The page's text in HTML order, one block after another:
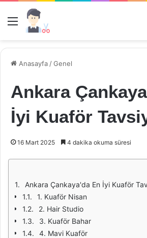
Menü
Anasayfa /Genel
Ankara
İyi Kuaför
16 Mart 2025 4 dakika okuma süresi
Ankara Çankaya'da En İyi Kuaför
1. Kuaför Nisan
2. Hair Studio
3. Kuaför Bahar
4. Mavi Kuaför